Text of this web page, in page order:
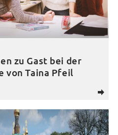
d
zu Gast bei der
von Taina Pfeil